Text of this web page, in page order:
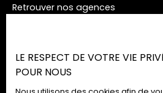
Retrouver nos agences
Politique de confidentialité
LE RESPECT DE VOTRE VIE
POUR NOUS